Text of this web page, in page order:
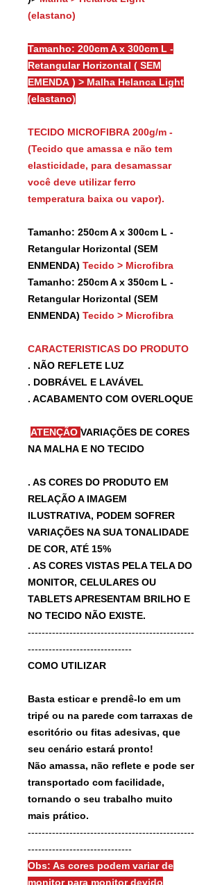
(elastano)
Tamanho: 200cm A x 300cm L -
Retangular Horizontal ( SEM
EMENDA ) > Malha Helanca Light
(elastano)
TECIDO MICROFIBRA 200g/m -
(Tecido que amassa e não tem
elasticidade, para desamassar
você deve utilizar ferro
temperatura baixa ou vapor).
Tamanho: 250cm A x 300cm L -
Retangular Horizontal (SEM
ENMENDA) Tecido > Microfibra
Tamanho: 250cm A x 350cm L -
Retangular Horizontal (SEM
ENMENDA) Tecido > Microfibra
CARACTERISTICAS DO PRODUTO
. NÃO REFLETE LUZ
. DOBRÁVEL E LAVÁVEL
. ACABAMENTO COM OVERLOQUE
ATENÇÃO VARIAÇÕES DE CORES
NA MALHA E NO TECIDO
. AS CORES DO PRODUTO EM
RELAÇÃO A IMAGEM
ILUSTRATIVA, PODEM SOFRER
VARIAÇÕES NA SUA TONALIDADE
DE COR, ATÉ 15%
. AS CORES VISTAS PELA TELA DO
MONITOR, CELULARES OU
TABLETS APRESENTAM BRILHO E
NO TECIDO NÃO EXISTE.
------------------------------------------------
------------------------------
COMO UTILIZAR
Basta esticar e prendê-lo em um
tripé ou na parede com tarraxas de
escritório ou fitas adesivas, que
seu cenário estará pronto!
Não amassa, não reflete e pode ser
transportado com facilidade,
tornando o seu trabalho muito
mais prático.
------------------------------------------------
------------------------------
Obs: As cores podem variar de
monitor para monitor devido